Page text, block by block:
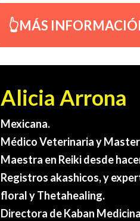
👆MÁS
Alicia Arrona
Mexicana.
Médico Veterinaria y Master
Maestra en Reiki desde
Registros akashicos, y
floral y Thetahealing.
Directora de Kaban